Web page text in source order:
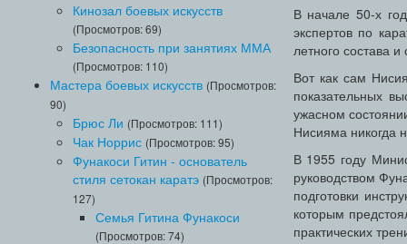
Кинозал боевых искусств
(Просмотров: 69)
Безопасность при занятиях ММА
(Просмотров: 110)
Мастера боевых искусств (Просмотров:
90)
Брюс Ли (Просмотров: 111)
Чак Норрис (Просмотров: 95)
Фунакоси Гитин - основатель
стиля сетокан каратэ (Просмотров:
127)
Семья Гитина Фунакоси
(Просмотров: 74)
В начале 50-х
экспертов по
летного состава
Вот как сам
показательных
ужасном
Нисияма никогда
В 1955 году
руководством
подготовки
которым
практических